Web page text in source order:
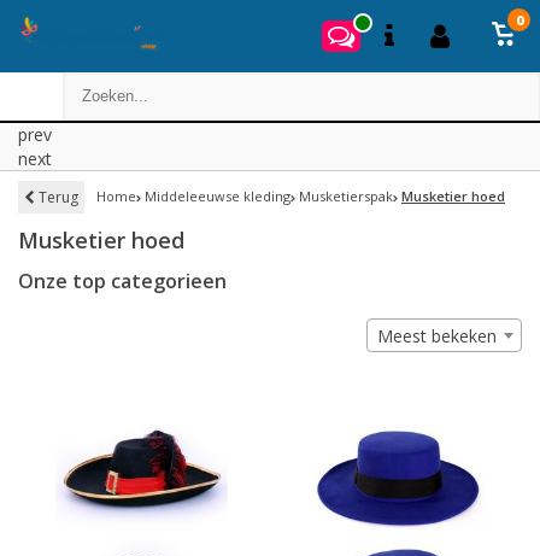
0
prev
next
Terug Home Middeleeuwse kleding Musketierspak Musketier hoed
Musketier hoed
Onze top categorieen
Meest bekeken